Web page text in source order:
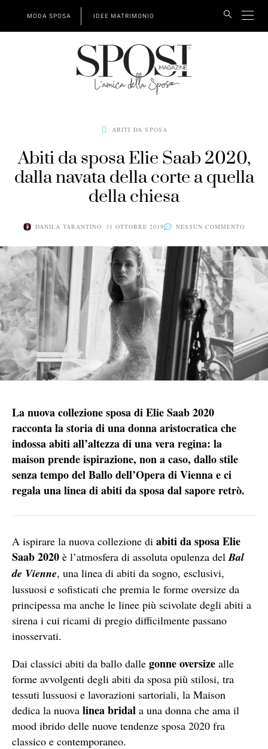
MODA SPOSA IDEE MATRIMONIO
ABITI DA SPOSA
Abiti da sposa Elie Saab 2020,
dalla navata della corte a quella
della chiesa
DANILA TARANTINO 31 OTTOBRE 2019 NESSUN COMMENTO
La nuova collezione sposa di Elie Saab 2020
racconta la storia di una donna aristocratica che
indossa abiti all’altezza di una vera regina: la
maison prende ispirazione, non a caso, dallo stile
senza tempo del Ballo dell’Opera di Viennae ci
regala una linea di abiti da sposa dal sapore retrò.
A ispirare la nuova collezione di abiti da sposa Elie
Saab 2020 è l’atmosfera di assoluta opulenza del Bal
de Vienne, una linea di abiti da sogno, esclusivi,
lussuosi e sofisticati che premia le forme oversize da
principessa ma anche le linee più scivolate degli abiti a
sirena i cui ricami di pregio difficilmente passano
inosservati.
Dai classici abiti da ballo dalle gonne oversize alle
forme avvolgenti degli abiti da sposa più stilosi, tra
tessuti lussuosi e lavorazioni sartoriali, la Maison
dedica la nuova linea bridal a una donna che ama il
mood ibrido delle nuove tendenze sposa 2020 fra
classico e contemporaneo.